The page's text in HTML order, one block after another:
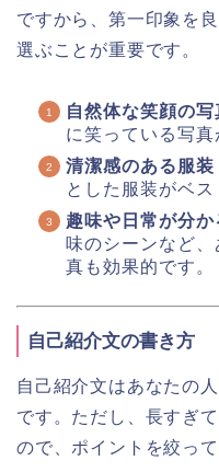
ですから、第一印象を
選ぶことが重要です。
自然体な笑顔の写
に笑っている写真
清潔感のある服装
とした服装がベス
趣味や日常が分か
味のシーンなど
真も効果的です。
自己紹介文の書き方
自己紹介文はあなたの
です。ただし、長すぎ
ので、ポイントを絞って